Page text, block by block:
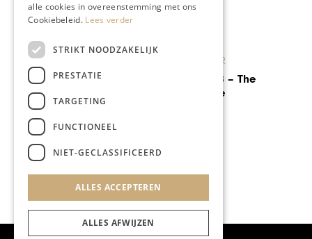
KUNST & CULTUUR
Designday 2018 – The
beauty of waste
alle cookies in overeenstemming met ons
Cookiebeleid. Lees verder
STRIKT NOODZAKELIJK
PRESTATIE
TARGETING
FUNCTIONEEL
NIET-GECLASSIFICEERD
ALLES ACCEPTEREN
ALLES AFWIJZEN